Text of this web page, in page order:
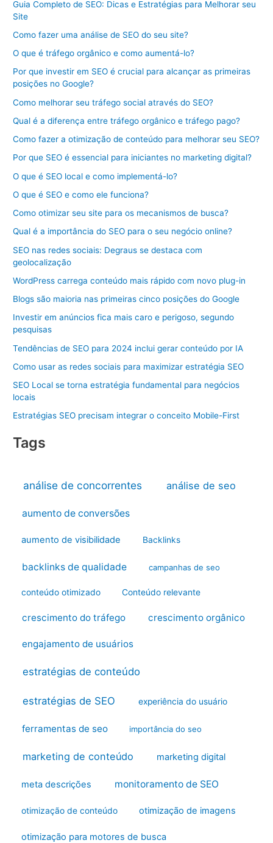
Guia Completo de SEO: Dicas e Estratégias para Melhorar seu
Site
Como fazer uma análise de SEO do seu site?
O que é tráfego orgânico e como aumentá-lo?
Por que investir em SEO é crucial para alcançar as primeiras
posições no Google?
Como melhorar seu tráfego social através do SEO?
Qual é a diferença entre tráfego orgânico e tráfego pago?
Como fazer a otimização de conteúdo para melhorar seu SEO?
Por que SEO é essencial para iniciantes no marketing digital?
O que é SEO local e como implementá-lo?
O que é SEO e como ele funciona?
Como otimizar seu site para os mecanismos de busca?
Qual é a importância do SEO para o seu negócio online?
SEO nas redes sociais: Degraus se destaca com
geolocalização
WordPress carrega conteúdo mais rápido com novo plug-in
Blogs são maioria nas primeiras cinco posições do Google
Investir em anúncios fica mais caro e perigoso, segundo
pesquisas
Tendências de SEO para 2024 inclui gerar conteúdo por IA
Como usar as redes sociais para maximizar estratégia SEO
SEO Local se torna estratégia fundamental para negócios
locais
Estratégias SEO precisam integrar o conceito Mobile-First
Tags
análise de concorrentes análise de seo
aumento de conversões
aumento de visibilidade Backlinks
backlinks de qualidade campanhas de seo
conteúdo otimizado Conteúdo relevante
crescimento do tráfego crescimento orgânico
engajamento de usuários
estratégias de conteúdo
estratégias de SEO experiência do usuário
ferramentas de seo importância do seo
marketing de conteúdo marketing digital
meta descrições monitoramento de SEO
otimização de conteúdo otimização de imagens
otimização para motores de busca